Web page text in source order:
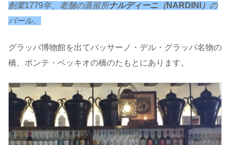
創業1779年、老舗の蒸留所ナルディーニ（NARDINI ） の
バール。
グラッパ博物館を出てバッサーノ・デル・グラッパ名物の
橋、ポンテ・ベッキオの橋のたもとにあります。